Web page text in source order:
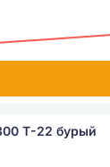
Т-22 бурый